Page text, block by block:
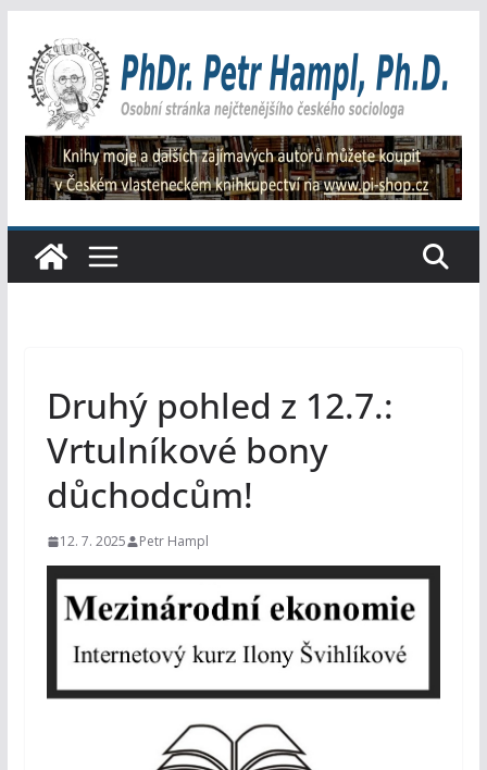
obsah
Druhý pohled z 12.7.:
Vrtulníkové bony
důchodcům!
12. 7. 2025 Petr Hampl